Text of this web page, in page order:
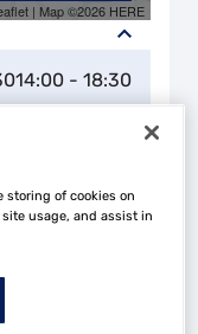
14:00 - 18:30
14:00 - 18:30
| Map ©2026 HERE
storing of cookies on
usage, and assist in